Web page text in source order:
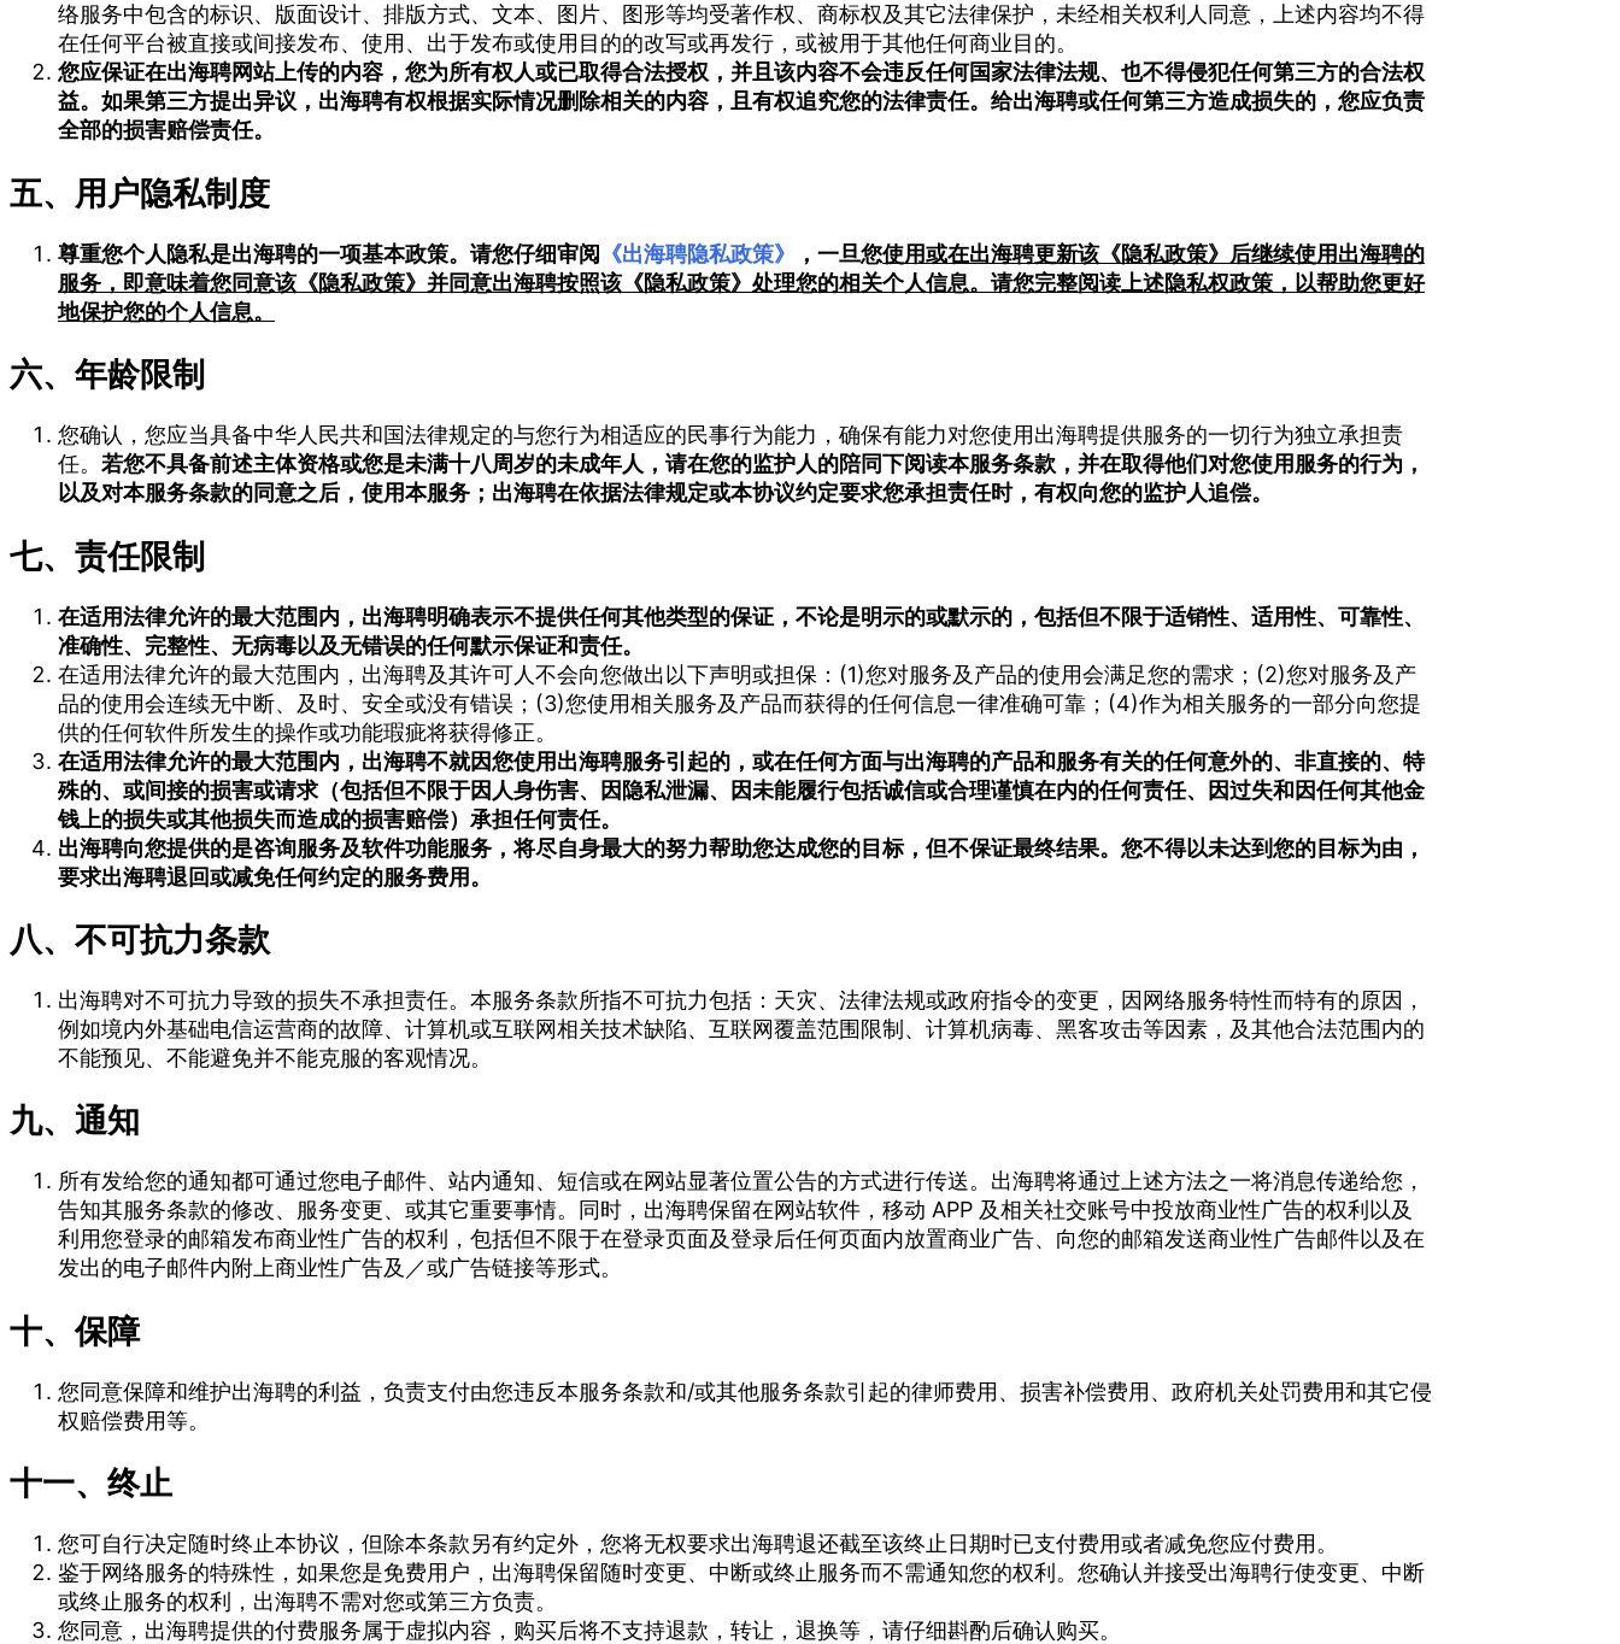
络服务中包含的标识、版面设计、排版方式、文本、图片、图形等均受著作权、商标权及其它法律保护，未经相关权利人同意，上述内容均不得
在任何平台被直接或间接发布、使用、出于发布或使用目的的改写或再发行，或被用于其他任何商业目的。
您应保证在出海聘网站上传的内容，您为所有权人或已取得合法授权，并且该内容不会违反任何国家法律法规、也不得侵犯任何第三方的合法权
益。如果第三方提出异议，出海聘有权根据实际情况删除相关的内容，且有权追究您的法律责任。给出海聘或任何第三方造成损失的，您应负责
全部的损害赔偿责任。
五、用户隐私制度
尊重您个人隐私是出海聘的一项基本政策。请您仔细审阅 《出海聘隐私政策》 ，一旦您使用或在出海聘更新该《隐私政策》后继续使用出海聘的
服务，即意味着您同意该《隐私政策》并同意出海聘按照该《隐私政策》处理您的相关个人信息。请您完整阅读上述隐私权政策，以帮助您更好
地保护您的个人信息。
六、年龄限制
您确认，您应当具备中华人民共和国法律规定的与您行为相适应的民事行为能力，确保有能力对您使用出海聘提供服务的一切行为独立承担责
任。 若您不具备前述主体资格或您是未满十八周岁的未成年人，请在您的监护人的陪同下阅读本服务条款，并在取得他们对您使用服务的行为，
以及对本服务条款的同意之后，使用本服务；出海聘在依据法律规定或本协议约定要求您承担责任时，有权向您的监护人追偿。
七、责任限制
在适用法律允许的最大范围内，出海聘明确表示不提供任何其他类型的保证，不论是明示的或默示的，包括但不限于适销性、适用性、可靠性、
准确性、完整性、无病毒以及无错误的任何默示保证和责任。
在适用法律允许的最大范围内，出海聘及其许可人不会向您做出以下声明或担保：(1)您对服务及产品的使用会满足您的需求；(2)您对服务及产
品的使用会连续无中断、及时、安全或没有错误；(3)您使用相关服务及产品而获得的任何信息一律准确可靠；(4)作为相关服务的一部分向您提
供的任何软件所发生的操作或功能瑕疵将获得修正。
在适用法律允许的最大范围内，出海聘不就因您使用出海聘服务引起的，或在任何方面与出海聘的产品和服务有关的任何意外的、非直接的、特
殊的、或间接的损害或请求（包括但不限于因人身伤害、因隐私泄漏、因未能履行包括诚信或合理谨慎在内的任何责任、因过失和因任何其他金
钱上的损失或其他损失而造成的损害赔偿）承担任何责任。
出海聘向您提供的是咨询服务及软件功能服务，将尽自身最大的努力帮助您达成您的目标，但不保证最终结果。您不得以未达到您的目标为由，
要求出海聘退回或减免任何约定的服务费用。
八、不可抗力条款
出海聘对不可抗力导致的损失不承担责任。本服务条款所指不可抗力包括：天灾、法律法规或政府指令的变更，因网络服务特性而特有的原因，
例如境内外基础电信运营商的故障、计算机或互联网相关技术缺陷、互联网覆盖范围限制、计算机病毒、黑客攻击等因素，及其他合法范围内的
不能预见、不能避免并不能克服的客观情况。
九、通知
所有发给您的通知都可通过您电子邮件、站内通知、短信或在网站显著位置公告的方式进行传送。出海聘将通过上述方法之一将消息传递给您，
告知其服务条款的修改、服务变更、或其它重要事情。同时，出海聘保留在网站软件，移动 APP 及相关社交账号中投放商业性广告的权利以及
利用您登录的邮箱发布商业性广告的权利，包括但不限于在登录页面及登录后任何页面内放置商业广告、向您的邮箱发送商业性广告邮件以及在
发出的电子邮件内附上商业性广告及／或广告链接等形式。
十、保障
您同意保障和维护出海聘的利益，负责支付由您违反本服务条款和/或其他服务条款引起的律师费用、损害补偿费用、政府机关处罚费用和其它侵
权赔偿费用等。
十一、终止
您可自行决定随时终止本协议，但除本条款另有约定外，您将无权要求出海聘退还截至该终止日期时已支付费用或者减免您应付费用。
鉴于网络服务的特殊性，如果您是免费用户，出海聘保留随时变更、中断或终止服务而不需通知您的权利。您确认并接受出海聘行使变更、中断
或终止服务的权利，出海聘不需对您或第三方负责。
您同意，出海聘提供的付费服务属于虚拟内容，购买后将不支持退款，转让，退换等，请仔细斟酌后确认购买。